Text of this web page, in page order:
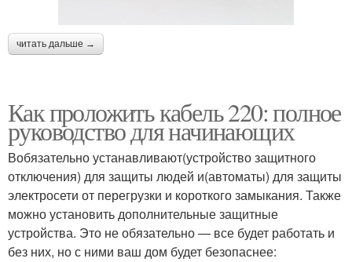
читать дальше →
Как проложить кабель 220: полное
руководство для начинающих
Вобязательно устанавливают(устройство защитного
отключения) для защиты людей и(автоматы) для защиты
электросети от перегрузки и короткого замыкания. Также
можно установить дополнительные защитные
устройства. Это не обязательно — все будет работать и
без них, но с ними ваш дом будет безопаснее: